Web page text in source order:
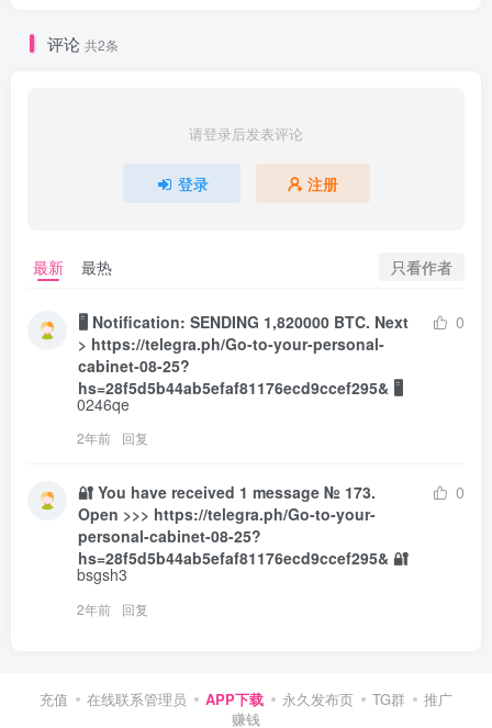
评论 共2条
请登录后发表评论
登录 注册
最新 最热 只看作者
🖥 Notification: SENDING 1,820000 BTC. Next
> https://telegra.ph/Go-to-your-personal-
cabinet-08-25?
hs=28f5d5b44ab5efaf81176ecd9ccef295& 🖥
0
0246qe
2年前 回复
🔐 You have received 1 message № 173.
Open >>> https://telegra.ph/Go-to-your-
personal-cabinet-08-25?
hs=28f5d5b44ab5efaf81176ecd9ccef295& 🔐
0
bsgsh3
2年前 回复
充值 在线联系管理员 APP下载 永久发布页 TG群
推广
赚钱